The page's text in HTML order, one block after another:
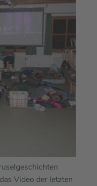
Video der letzten